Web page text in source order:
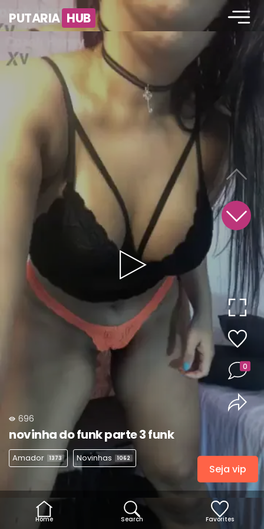
PUTARIA HUB
Play
Video
696
novinha do funk parte 3 funk
Amador 1373 Novinhas 1062
0
Home Search Favorites
Seja vip